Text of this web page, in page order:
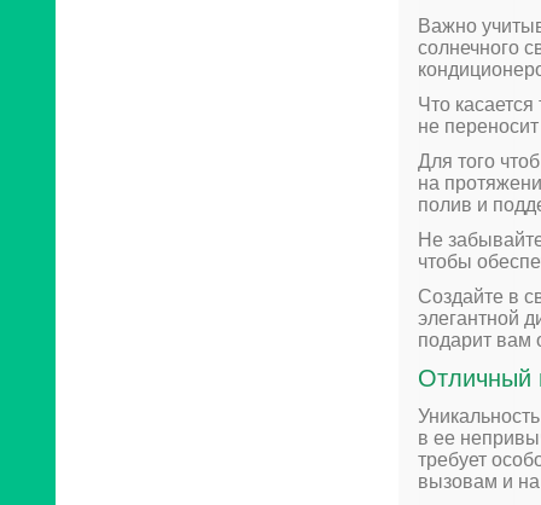
Важно
солнечного
Что
не
Для того
на
полив и
Не
чтобы
Создайте в
элегантной
подарит вам
Отличный
в ее
требует
вызовам и